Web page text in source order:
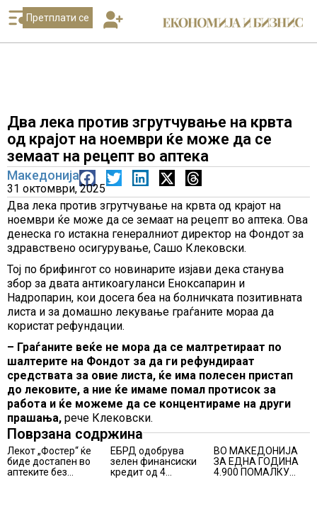
Претплати се
Два лека против згрутчување на крвта
од крајот на ноември ќе може да се
земаат на рецепт во аптека
Македонија
31 октомври, 2025
Два лека против згрутчување на крвта од крајот на
ноември ќе може да се земаат на рецепт во аптека. Ова
денеска го истакна генералниот директор на Фондот за
здравствено осигурување, Сашо Клековски.
Тој по брифингот со новинарите изјави дека станува
збор за двата антикоагуланси Еноксапарин и
Надропарин, кои досега беа на болничката позитивната
листа и за домашно лекување граѓаните мораа да
користат рефундации.
– Граѓаните веќе не мора да се малтретираат по
шалтерите на Фондот за да ги рефундираат
средствата за овие листа, ќе има полесен пристап
до лековите, а ние ќе имаме помал протисок за
работа и ќе можеме да се концентираме на други
прашања, рече Клековски.
Поврзана содржина
Лекот „Фостер“ ќе
биде достапен во
аптеките без
ЕБРД одобрува
зелен финансиски
кредит од 4
ВО МАКЕДОНИЈА
ЗА ЕДНА ГОДИНА
4.900 ПОМАЛКУ